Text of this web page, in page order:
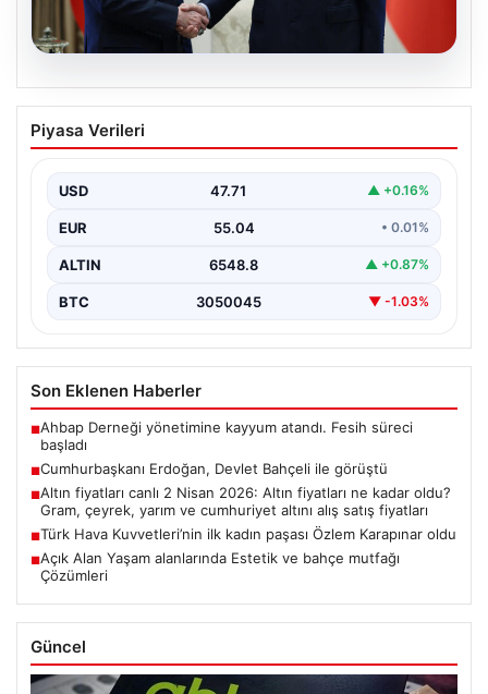
Cumhurbaşkanı Erdoğan, Devlet
Bahçeli ile görüştü
Piyasa Verileri
USD 47.71 ▲ +0.16%
EUR 55.04 • 0.01%
ALTIN 6548.8 ▲ +0.87%
BTC 3050045 ▼ -1.03%
Son Eklenen Haberler
■Ahbap Derneği yönetimine kayyum atandı. Fesih süreci
başladı
■Cumhurbaşkanı Erdoğan, Devlet Bahçeli ile görüştü
■Altın fiyatları canlı 2 Nisan 2026: Altın fiyatları ne kadar oldu?
Gram, çeyrek, yarım ve cumhuriyet altını alış satış fiyatları
■Türk Hava Kuvvetleri’nin ilk kadın paşası Özlem Karapınar oldu
■Açık Alan Yaşam alanlarında Estetik ve bahçe mutfağı
Çözümleri
Güncel